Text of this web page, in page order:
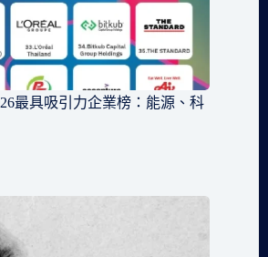
最具吸引力企業榜：能源、科